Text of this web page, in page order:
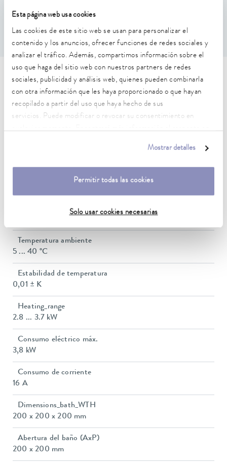
Esta página web usa cookies
Las cookies de este sitio web se usan para personalizar el
contenido y los anuncios, ofrecer funciones de redes sociales y
analizar el tráfico. Además, compartimos información sobre el
uso que haga del sitio web con nuestros partners de redes
sociales, publicidad y análisis web, quienes pueden combinarla
con otra información que les haya proporcionado o que hayan
recopilado a partir del uso que haya hecho de sus
servicios. Puede modificar o revocar su consentimiento en
Mostrar detalles
Permitir todas las cookies
Solo usar cookies necesarias
0,01 ± K
Características técnicas (según
DIN 12876)
Rango de temperatura de trabajo
Rango de temperatura de funcionamiento
Temperatura ambiente
5 ... 40 °C
Estabilidad de temperatura
0,01 ± K
Heating_range
2.8 ... 3.7 kW
Consumo eléctrico máx.
3,8 kW
Consumo de corriente
16 A
Dimensions_bath_WTH
200 x 200 x 200 mm
Abertura del baño (AxP)
200 x 200 mm